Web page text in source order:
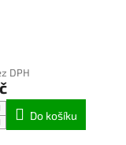
DPH
Do košíku